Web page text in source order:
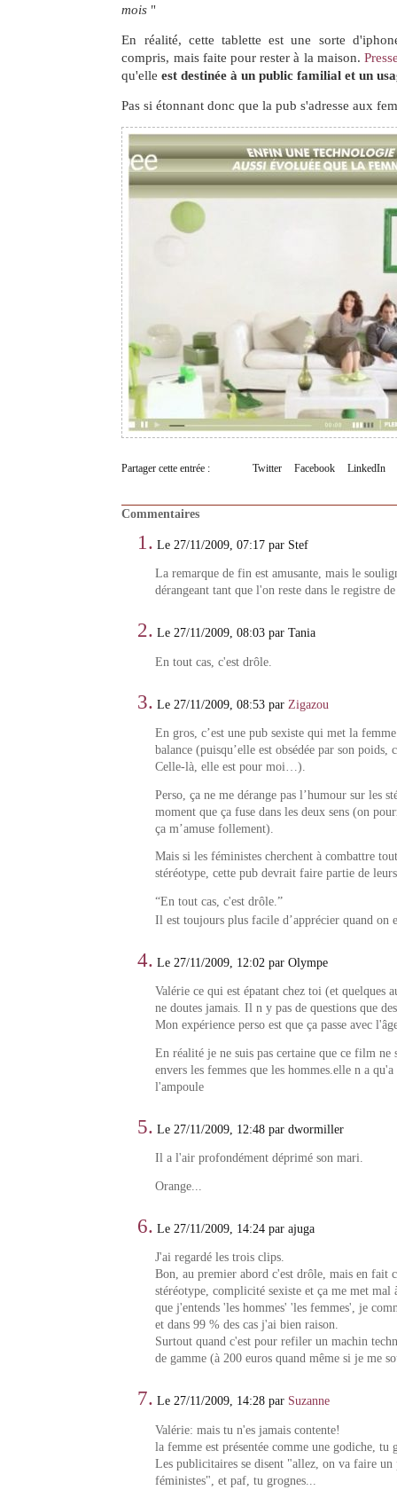
mois "
En réalité, cette tablette est une sorte
compris, mais faite pour rester à la maison.
qu'elleest destinée à un public familial et un
Pas si étonnant donc que la pub s'adresse aux
Partager cette entrée : Twitter Facebook LinkedIn
Commentaires
1. Le 27/11/2009, 07:17 par Stef
La remarque de fin est amusante, mais le
dérangeant tant que l'on reste dans le registre
2. Le 27/11/2009, 08:03 par Tania
En tout cas, c'est drôle.
3. Le 27/11/2009, 08:53 par Zigazou
En gros, c’est une pub sexiste qui met la
balance (puisqu’elle est obsédée par son poids,
Celle-là, elle est pour moi…).
Perso, ça ne me dérange pas l’humour sur les
moment que ça fuse dans les deux sens (on
ça m’amuse follement).
Mais si les féministes cherchent à combattre
stéréotype, cette pub devrait faire partie de
“En tout cas, c'est drôle.”
Il est toujours plus facile d’apprécier quand on
4. Le 27/11/2009, 12:02 par Olympe
Valérie ce qui est épatant chez toi (et quelques
ne doutes jamais. Il n y pas de questions que
Mon expérience perso est que ça passe avec
En réalité je ne suis pas certaine que ce film ne
envers les femmes que les hommes.elle n a qu'a
l'ampoule
5. Le 27/11/2009, 12:48 par dwormiller
Il a l'air profondément déprimé son mari.
Orange...
6. Le 27/11/2009, 14:24 par ajuga
J'ai regardé les trois clips.
Bon, au premier abord c'est drôle, mais en fait
stéréotype, complicité sexiste et ça me met mal
que j'entends 'les hommes' 'les femmes', je
et dans 99 % des cas j'ai bien raison.
Surtout quand c'est pour refiler un machin
de gamme (à 200 euros quand même si je me
7. Le 27/11/2009, 14:28 par Suzanne
Valérie: mais tu n'es jamais contente!
la femme est présentée comme une godiche, tu
Les publicitaires se disent "allez, on va faire
féministes", et paf, tu grognes...